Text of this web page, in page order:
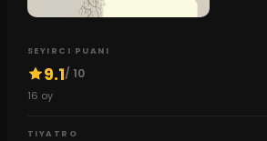
SEYIRCI PUANI
9.1/ 10
16 oy
TIYATRO